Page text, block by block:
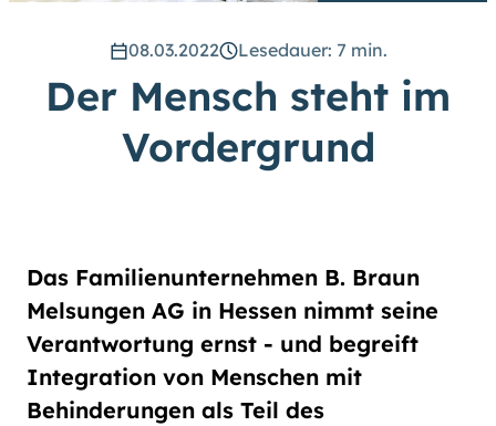
vergrößern. (Einfach bei
Schriftgrößedas Feld
groß
anwählen.)
Übrigens: Unsere Videos sind mit
Untertiteln versehen.
Gebärdensprache (DGS)
Animationen
an
aus
08.03.2022 Lesedauer: 7 min.
Der Mensch steht im
Vordergrund
Das Familienunternehmen B. Braun
Melsungen AG in Hessen nimmt seine
Verantwortung ernst - und begreift
Integration von Menschen mit
Behinderungen als Teil des